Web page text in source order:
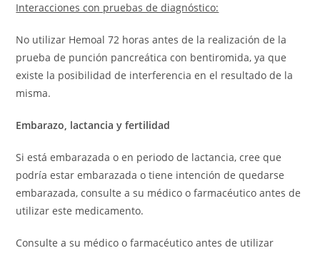
Interacciones con pruebas de diagnóstico:
No utilizar Hemoal 72 horas antes de la realización de la
prueba de punción pancreática con bentiromida, ya que
existe la posibilidad de interferencia en el resultado de la
misma.
Embarazo, lactancia y fertilidad
Si está embarazada o en periodo de lactancia, cree que
podría estar embarazada o tiene intención de quedarse
embarazada, consulte a su médico o farmacéutico antes de
utilizar este medicamento.
Consulte a su médico o farmacéutico antes de utilizar